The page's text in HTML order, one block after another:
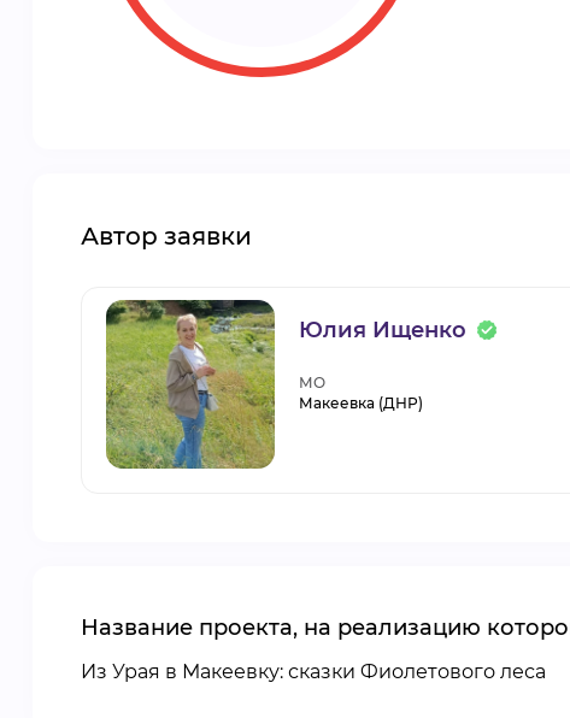
Автор заявки
Юлия Ищенко
МО
Макеевка (ДНР)
Название проекта, на реализацию
Из Урая в Макеевку: сказки Фиолетового леса